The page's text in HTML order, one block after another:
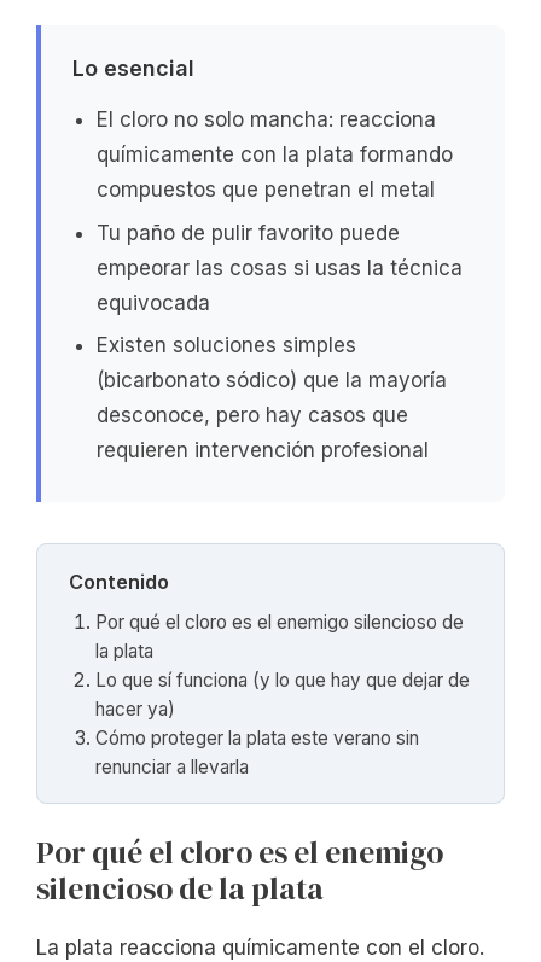
Lo esencial
El cloro no solo mancha: reacciona
químicamente con la plata formando
compuestos que penetran el metal
Tu paño de pulir favorito puede
empeorar las cosas si usas la técnica
equivocada
Existen soluciones simples
(bicarbonato sódico) que la mayoría
desconoce, pero hay casos que
requieren intervención profesional
Contenido
Por qué el cloro es el enemigo silencioso de
la plata
Lo que sí funciona (y lo que hay que dejar de
hacer ya)
Cómo proteger la plata este verano sin
renunciar a llevarla
Por qué el cloro es el enemigo
silencioso de la plata
La plata reacciona químicamente con el cloro.